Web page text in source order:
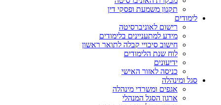
תקנון משמעת ופסקי דין
לימודים
רישום לאוניברסיטה
מידע למתעניינים בלימודים
חישוב סיכויי קבלה לתואר ראשון
לוח שנת הלימודים
ידיעונים
כניסה לאזור האישי
סגל ומינהלה
אגפים ומשרדי מינהלה
ארגון הסגל המנהלי